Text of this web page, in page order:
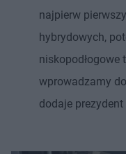
najpierw
hybrydowych,
niskopodłogowe
wprowadzamy
dodaje